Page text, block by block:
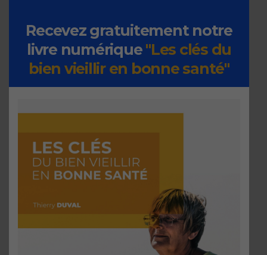
Recevez gratuitement notre
livre numérique "Les clés du
bien vieillir en bonne santé"